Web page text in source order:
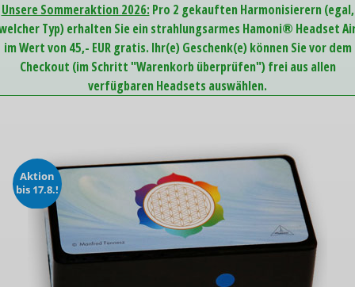
Unsere Sommeraktion 2026: Pro 2 gekauften Harmonisierern (egal,
Typ) erhalten Sie ein strahlungsarmes Hamoni® Headset
im Wert von 45,- EUR gratis. Ihr(e) Geschenk(e) können Sie vor dem
Checkout (im Schritt "Warenkorb überprüfen") frei aus allen
verfügbaren Headsets auswählen.
Aktion
bis 17.8.!